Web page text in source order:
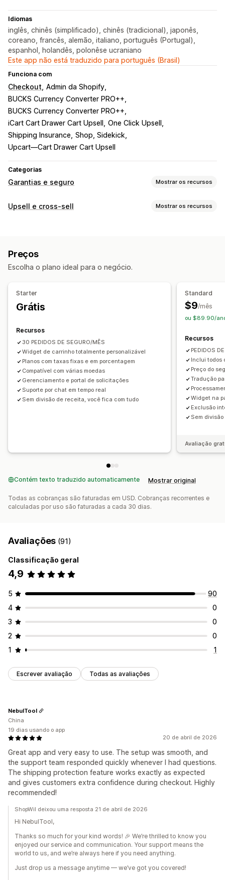
Idiomas
inglês, chinês (simplificado), chinês (tradicional), japonês,
coreano, francês, alemão, italiano, português (Portugal),
espanhol, holandês, polonêse ucraniano
Este app não está traduzido para português (Brasil)
Funciona com
Checkout Admin da Shopify
BUCKS Currency Converter PRO++
BUCKS Currency Converter PRO++
iCart Cart Drawer Cart Upsell
One Click Upsell
Shipping Insurance Shop, Sidekick
Upcart—Cart Drawer Cart Upsell
Categorias
Garantias e seguro Mostrar os recursos
Tipo de cobertura
Devoluções e trocas
Aceitação automática
Checkout
Widget personalizado
Gestão de solicitações
Portal de solicitações
Formulário de solicitação
Políticas personalizadas
Painel de controle de solicitações
Acompanhamento
Notificações por e-mail
Upsell e cross-sell Mostrar os recursos
Complementos com um clique
Carrinho de compras deslizante CSS personalizado
Em vários idiomas
Garantias
Embalagem de presente Frete grátis
Complementos de produto
Produtos frequentemente comprados juntos
Pacotes
Análises
Taxas de conversão Desempenho da recomendação
Preços
Escolha o plano ideal para o negócio.
Starter
Grátis
Recursos
30 PEDIDOS DE SEGURO/MÊS
Widget de carrinho totalmente personalizável
Planos com taxas fixas e em porcentagem
Compatível com várias moedas
Gerenciamento e portal de solicitações
Suporte por chat em tempo real
Sem divisão de receita, você fica com tudo
Standard
$9/mês
ou $89.90/
Recursos
PEDIDOS
Inclui todos
Preço do
Tradução
Widget na
Exclusão
Sem
Avaliação
Contém texto traduzido automaticamente Mostrar original
Todas as cobranças são faturadas em USD. Cobranças recorrentes e
calculadas por uso são faturadas a cada 30 dias.
Avaliações (91)
Classificação geral
4,9
5
90
4
0
3
0
2
0
1
1
Escrever avaliação Todas as avaliações
20 de abril de 2026
Great app and very easy to use. The setup was smooth, and
the support team responded quickly whenever I had questions.
The shipping protection feature works exactly as expected
and gives customers extra confidence during checkout. Highly
recommended!
NebulTool
China
19 dias usando o app
ShopWil deixou uma resposta 21 de abril de 2026
Hi NebulTool,
Thanks so much for your kind words! 🎉 We’re thrilled to know you
enjoyed our service and communication. Your support means the
world to us, and we’re always here if you need anything.
Just drop us a message anytime — we’ve got you covered!